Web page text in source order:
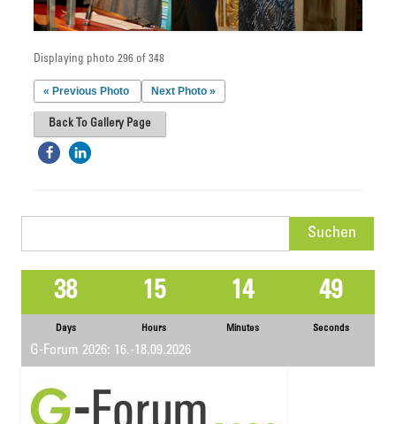
Displaying photo 296 of 348
« Previous Photo Next Photo »
Back To Gallery Page
38
Days
15
Hours
14
Minutes
49
Seconds
G-Forum 2026: 16.-18.09.2026